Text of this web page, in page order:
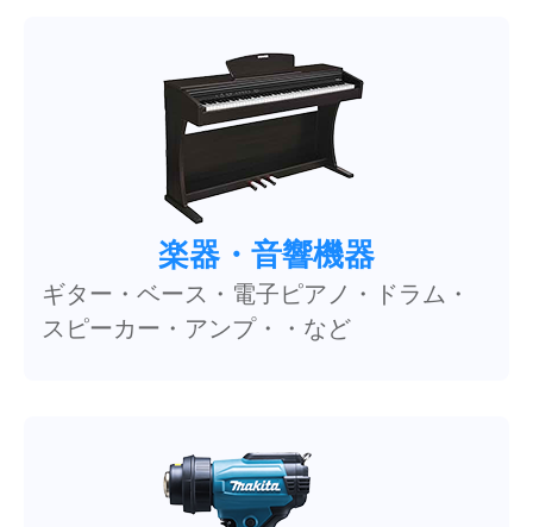
楽器・音響機器
ギター・ベース・電子ピアノ・ドラム・
スピーカー・アンプ・・など